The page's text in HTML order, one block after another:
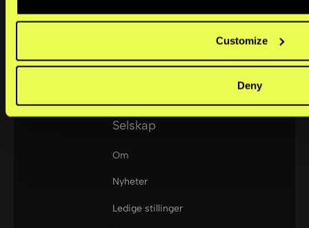
Customize
Deny
Små bedrifter
Store bedrifter
Selskap
Om
Nyheter
Ledige stillinger